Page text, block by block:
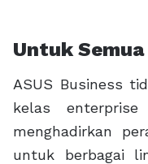
Untuk
ASUS Business
kelas
menghadirkan
untuk berbagai